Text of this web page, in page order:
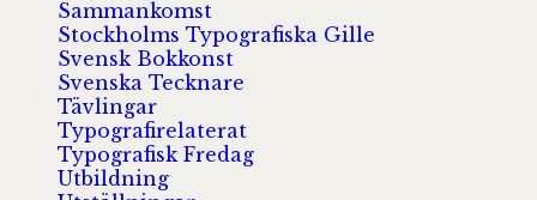
Sammankomst
Stockholms Typografiska Gille
Svensk Bokkonst
Svenska Tecknare
Tävlingar
Typografirelaterat
Typografisk Fredag
Utbildning